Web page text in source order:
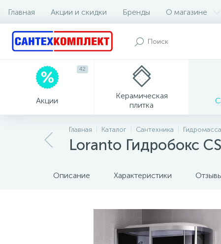
Главная Акции и скидки Бренды О магазине
Акции
42
Керамическая
плитка
Главная Каталог Сантехника
Loranto Гидробокс
Описание Характеристики